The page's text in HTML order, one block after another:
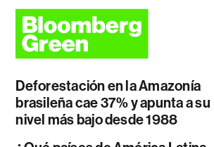
Deforestación en la Amazonía
brasileña cae 37% y apunta a su
nivel más bajo desde 1988